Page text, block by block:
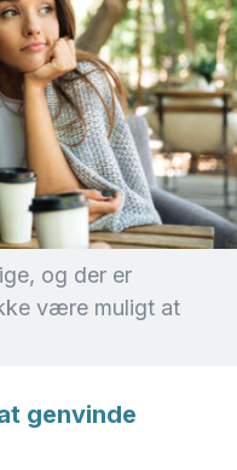
og der er
være muligt at
genvinde